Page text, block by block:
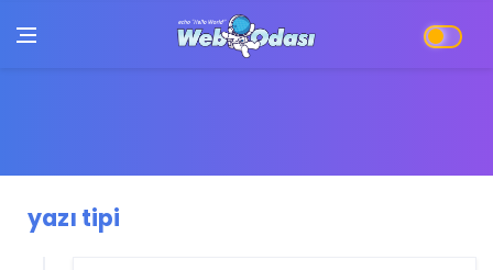
yazı tipi